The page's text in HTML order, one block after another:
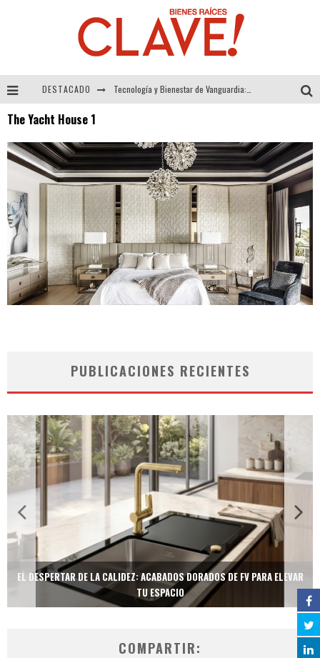
DESTACADO
Alexandra Bedoya – La Constancia detrás de La Paletería
El Despertar de la Calidez: Acabados Dorados de FV para Elevar tu Espacio
The Yacht House 1
PUBLICACIONES RECIENTES
EL DESPERTAR DE LA CALIDEZ: ACABADOS DORADOS DE FV PARA ELEVAR
TU ESPACIO
COMPARTIR: